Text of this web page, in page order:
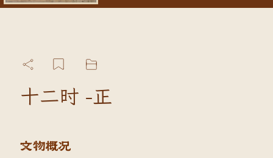
十二时 -正